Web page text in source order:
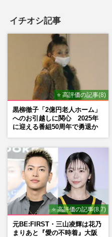
出しすぎ》
週刊女性PRIME
『Number_i
の“フーディ
も考慮して
週刊女性PRIME
本格始動も
なし」の疑問
週刊女性PRIME
イチオシ記事
⭐ 高評価の記事(8)
黒柳徹子「2億円老人ホーム」
へのお引越しに関心 2025年
に迎える番組50周年で勇退か
⭐ 高評価の記事(8.7)
元BE:FIRST・三山凌輝は花乃
まりあと『愛の不時着』大阪